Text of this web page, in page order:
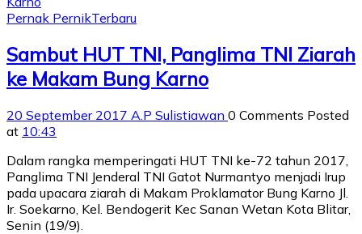
Pernak PernikTerbaru
Sambut HUT TNI, Panglima TNI Ziarah
ke Makam Bung Karno
20 September 2017 A.P Sulistiawan 0 Comments Posted
at 10:43
Dalam rangka memperingati HUT TNI ke-72 tahun 2017,
Panglima TNI Jenderal TNI Gatot Nurmantyo menjadi Irup
pada upacara ziarah di Makam Proklamator Bung Karno Jl.
Ir. Soekarno, Kel. Bendogerit Kec Sanan Wetan Kota Blitar,
Senin (19/9).